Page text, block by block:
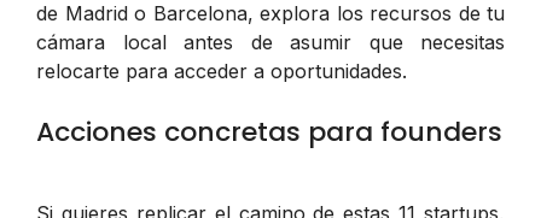
de Madrid o Barcelona, explora los recursos de tu
cámara local antes de asumir que necesitas
relocarte para acceder a oportunidades.
Acciones concretas para founders